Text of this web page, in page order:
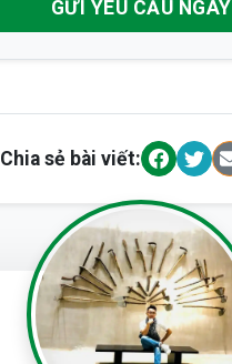
GỬI YÊU CẦU NGAY
Chia sẻ bài viết: